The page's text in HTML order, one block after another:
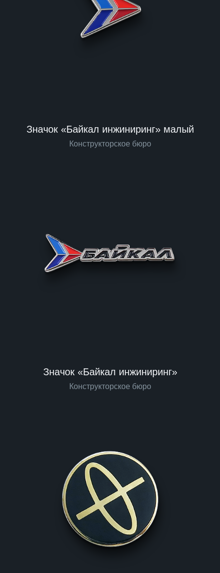
Значок «Байкал инжиниринг» малый
Конструкторское бюро
Значок «Байкал инжиниринг»
Конструкторское бюро